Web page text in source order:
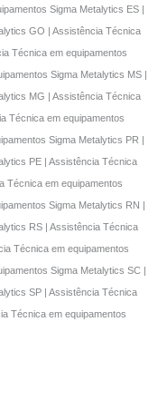
Sigma Metalytics ES |
GO | Assistência Técnica
Técnica em equipamentos
Sigma Metalytics MS |
MG | Assistência Técnica
Técnica em equipamentos
Sigma Metalytics PR |
PE | Assistência Técnica
Técnica em equipamentos
Sigma Metalytics RN |
RS | Assistência Técnica
Técnica em equipamentos
Sigma Metalytics SC |
SP | Assistência Técnica
Técnica em equipamentos